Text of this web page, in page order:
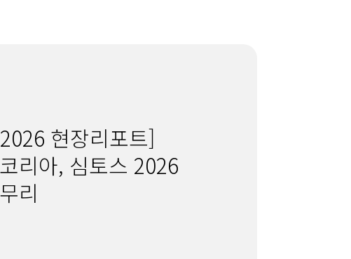
현장리포트]
리아, 심토스 2026
리